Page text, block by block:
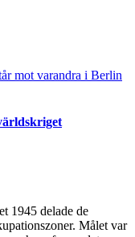
1945 delade de
Målet var